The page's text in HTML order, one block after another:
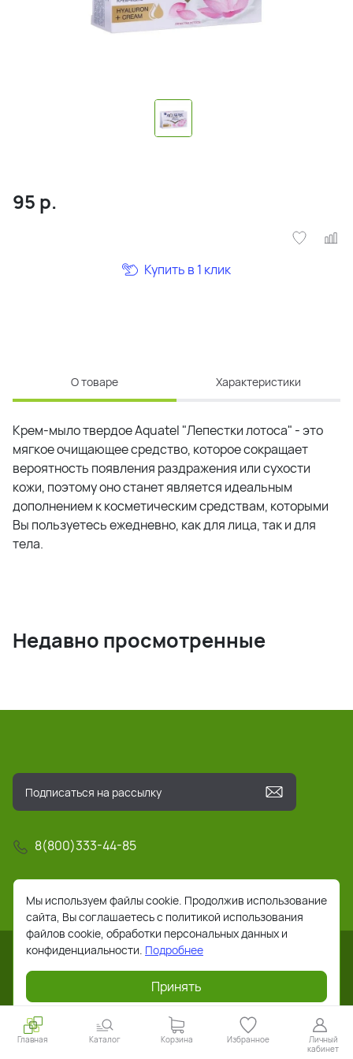
95 р.
Купить в 1 клик
О товаре Характеристики
Крем-мыло твердое Aquatel "Лепестки лотоса" - это
мягкое очищающее средство, которое сокращает
вероятность появления раздражения или сухости
кожи, поэтому оно станет является идеальным
дополнением к косметическим средствам, которыми
Вы пользуетесь ежедневно, как для лица, так и для
тела.
Недавно просмотренные
8(800)333-44-85
info@pochta-rts.ru
2026 © Все права защищены. Работает наReadyScript
Главная Каталог Корзина Избранное
Личный
кабинет
Мы используем файлы cookie. Продолжив использование
сайта, Вы соглашаетесь с политикой использования
файлов cookie, обработки персональных данных и
конфиденциальности. Подробнее
Принять